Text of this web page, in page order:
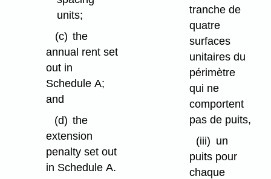
units;
(c) the
annual rent set
out in
Schedule A;
and
(d) the
extension
penalty set out
in Schedule A.
tranche de
quatre
surfaces
unitaires du
périmètre
qui ne
comportent
pas de puits,
(iii) un
puits pour
chaque